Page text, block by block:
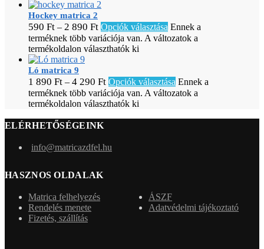
Hockey matrica 2
590 Ft – 2 890 Ft Opciók választása Ennek a
terméknek több variációja van. A változatok a
termékoldalon választhatók ki
Ló matrica 9
1 890 Ft – 4 290 Ft Opciók választása Ennek a
terméknek több variációja van. A változatok a
termékoldalon választhatók ki
ELÉRHETŐSÉGEINK
info@matricazdfel.hu
HASZNOS OLDALAK
Matrica felhelyezés
Rendelés menete
Fizetés, szállítás
ÁSZF
Adatvédelmi tájékoztató